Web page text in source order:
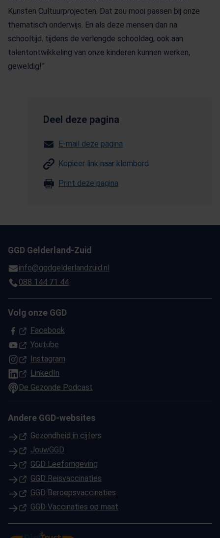
Kunsten Cultuurprojecten. Dat zou mooi passen bij onze
thematisch onderwijs. En als deze mensen dan na
schooltijd, tijdens de verlengde schooldag, ook aan
talentontwikkeling van onze kinderen kunnen werken,
geweldig!”
Deel deze pagina
E-mail deze pagina
Kopieer link naar klembord
Print deze pagina
GGD Gelderland-Zuid
info@ggdgelderlandzuid.nl
088 144 71 44
Volg onze GGD
Facebook
(Opent in een nieuw tabblad)
Youtube
(Opent in een nieuw tabblad)
Instagram
(Opent in een nieuw tabblad)
LinkedIn
(Opent in een nieuw tabblad)
De Gezonde Podcast
Andere GGD-websites
Gezondheid in cijfers
(Opent in een nieuw tabblad)
JouwGGD
(Opent in een nieuw tabblad)
GGD Leefomgeving
(Opent in een nieuw tabblad)
GGD Reisvaccinaties
(Opent in een nieuw tabblad)
GGD Beroepsvaccinaties
(Opent in een nieuw tabblad)
GGD Vaccinaties op maat
(Opent in een nieuw tabblad)